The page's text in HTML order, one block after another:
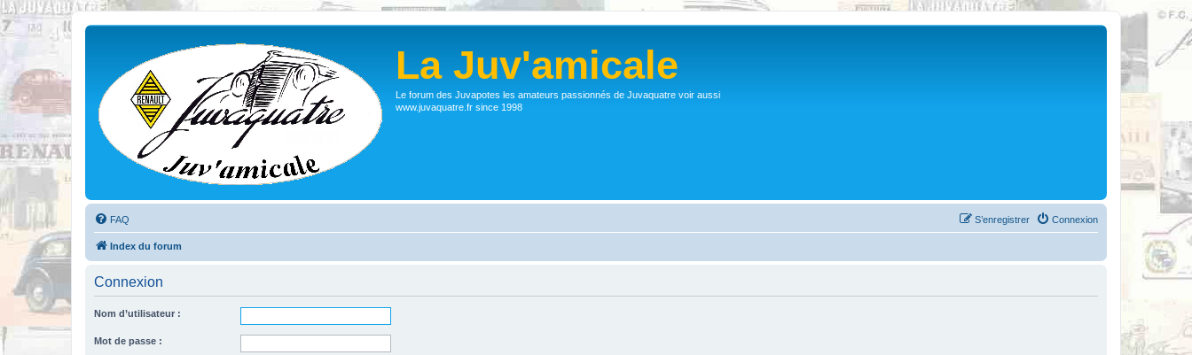
La Juv'amicale
Le forum des Juvapotes les amateurs passionnés de Juvaquatre voir aussi
www.juvaquatre.fr since 1998
FAQ Connexion
S’enregistrer
Index du forum
Connexion
Nom d’utilisateur :
Mot de passe :